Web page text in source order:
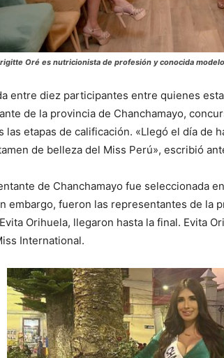
Oré es nutricionista de profesión y conocida
entre diez participantes entre quienes
de la provincia de Chanchamayo,
las etapas de calificación. «Llegó el día de
de belleza del Miss Perú», escribió
de Chanchamayo fue seleccionada
embargo, fueron las representantes de la
Orihuela, llegaron hasta la final. Evita
International.